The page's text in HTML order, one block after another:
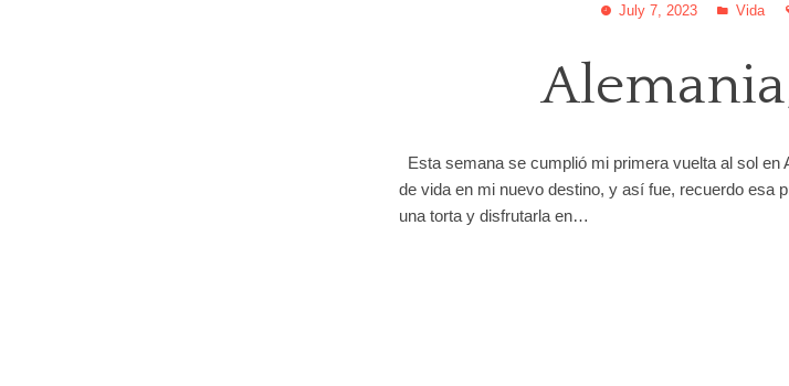
July 7, 2023 Vida
Esta semana se cumplió mi primera vuelta al sol en
de vida en mi nuevo destino, y así fue, recuerdo esa
una torta y disfrutarla en…